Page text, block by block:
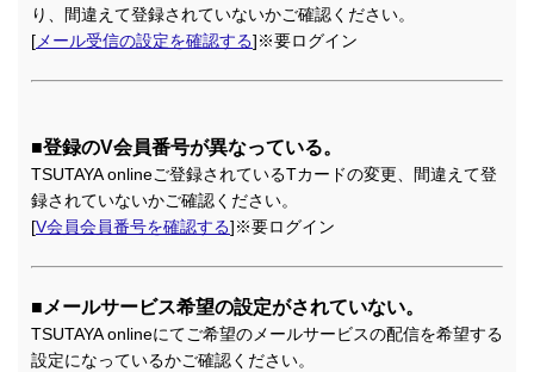
り、間違えて登録されていないかご確認ください。
[メール受信の設定を確認する]※要ログイン
■登録のV会員番号が異なっている。
TSUTAYA onlineご登録されているTカードの変更、間違えて登
録されていないかご確認ください。
[V会員会員番号を確認する]※要ログイン
■メールサービス希望の設定がされていない。
TSUTAYA onlineにてご希望のメールサービスの配信を希望する
設定になっているかご確認ください。